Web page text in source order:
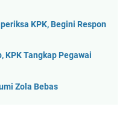
KPK, Begini Respon
KPK Tangkap Pegawai
Zola Bebas